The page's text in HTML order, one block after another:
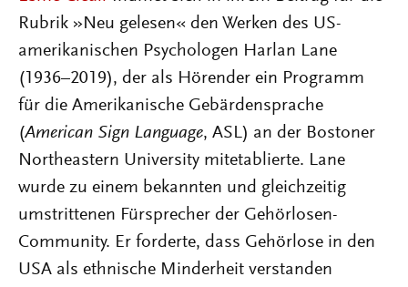
Rubrik »Neu gelesen« den Werken des US-
amerikanischen Psychologen Harlan Lane
(1936–2019), der als Hörender ein Programm
für die Amerikanische Gebärdensprache
(American Sign Language, ASL) an der Bostoner
Northeastern University mitetablierte. Lane
wurde zu einem bekannten und gleichzeitig
umstrittenen Fürsprecher der Gehörlosen-
Community. Er forderte, dass Gehörlose in den
USA als ethnische Minderheit verstanden